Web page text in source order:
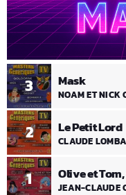
1 Olive et
JEAN-CLAUDE
2 Le Petit Lord
CLAUDE
3 Mask
NOAM ET NICK